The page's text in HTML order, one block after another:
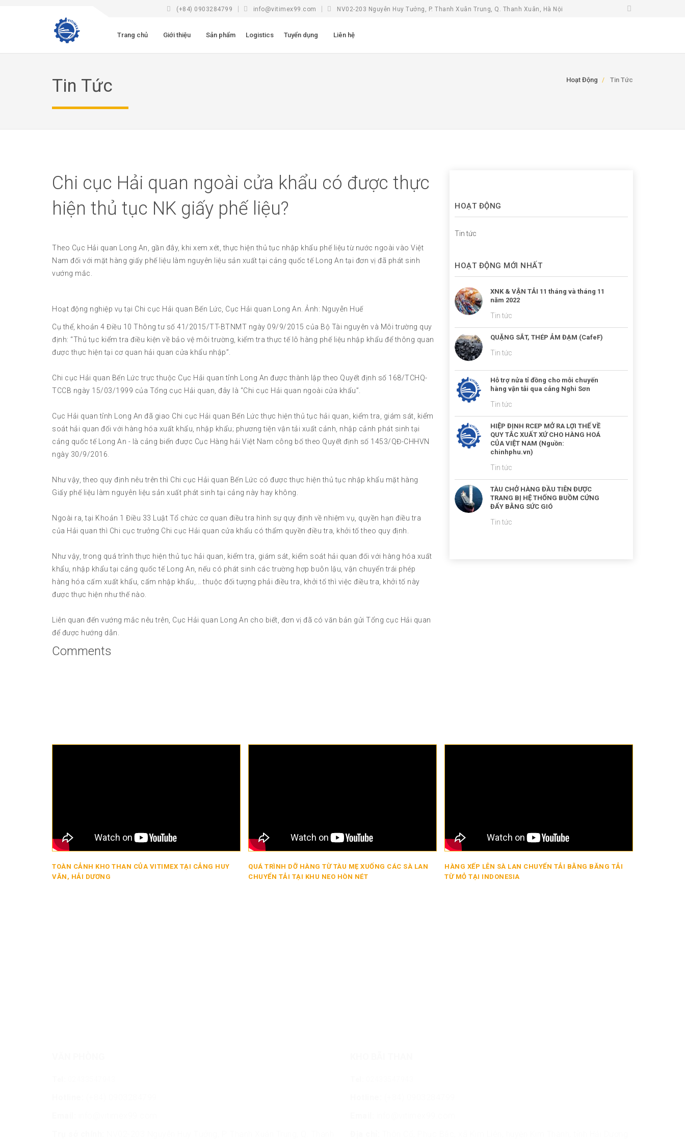
(+84) 0903284799 info@vitimex99.com NV02-203 Nguyễn Huy Tưởng, P. Thanh Xuân Trung, Q. Thanh Xuân, Hà Nội
Trang chủ Giới thiệu Sản phẩm Logistics Tuyển dụng Liên hệ
Tin Tức Hoạt Động Tin Tức
Chi cục Hải quan ngoài cửa khẩu có được thực
hiện thủ tục NK giấy phế liệu?
Theo Cục Hải quan Long An, gần đây, khi xem xét, thực hiện thủ tục nhập khẩu phế liệu từ nước ngoài vào Việt
Nam đối với mặt hàng giấy phế liệu làm nguyên liệu sản xuất tại cảng quốc tế Long An tại đơn vị đã phát sinh
vướng mắc.
Hoạt động nghiệp vụ tại Chi cục Hải quan Bến Lức, Cục Hải quan Long An. Ảnh: Nguyễn Huế
Cụ thể, khoản 4 Điều 10 Thông tư số 41/2015/TT-BTNMT ngày 09/9/2015 của Bộ Tài nguyên và Môi trường quy
định: “Thủ tục kiểm tra điều kiện về bảo vệ môi trường, kiểm tra thực tế lô hàng phế liệu nhập khẩu để thông quan
được thực hiện tại cơ quan hải quan cửa khẩu nhập”.
Chi cục Hải quan Bến Lức trực thuộc Cục Hải quan tỉnh Long An được thành lập theo Quyết định số 168/TCHQ-
TCCB ngày 15/03/1999 của Tổng cục Hải quan, đây là “Chi cục Hải quan ngoài cửa khẩu”.
Cục Hải quan tỉnh Long An đã giao Chi cục Hải quan Bến Lức thực hiện thủ tục hải quan, kiểm tra, giám sát, kiểm
soát hải quan đối với hàng hóa xuất khẩu, nhập khẩu; phương tiện vận tải xuất cảnh, nhập cảnh phát sinh tại
cảng quốc tế Long An - là cảng biển được Cục Hàng hải Việt Nam công bố theo Quyết định số 1453/QĐ-CHHVN
ngày 30/9/2016.
Như vậy, theo quy định nêu trên thì Chi cục Hải quan Bến Lức có được thực hiện thủ tục nhập khẩu mặt hàng
Giấy phế liệu làm nguyên liệu sản xuất phát sinh tại cảng này hay không.
Ngoài ra, tại Khoản 1 Điều 33 Luật Tổ chức cơ quan điều tra hình sự quy định về nhiệm vụ, quyền hạn điều tra
của Hải quan thì Chi cục trưởng Chi cục Hải quan cửa khẩu có thẩm quyền điều tra, khởi tố theo quy định.
Như vậy, trong quá trình thực hiện thủ tục hải quan, kiểm tra, giám sát, kiểm soát hải quan đối với hàng hóa xuất
khẩu, nhập khẩu tại cảng quốc tế Long An, nếu có phát sinh các trường hợp buôn lậu, vận chuyển trái phép
hàng hóa cấm xuất khẩu, cấm nhập khẩu,... thuộc đối tượng phải điều tra, khởi tố thì việc điều tra, khởi tố này
được thực hiện như thế nào.
Liên quan đến vướng mắc nêu trên, Cục Hải quan Long An cho biết, đơn vị đã có văn bản gửi Tổng cục Hải quan
để được hướng dẫn.
Comments
HOẠT ĐỘNG
Tin tức
HOẠT ĐỘNG MỚI NHẤT
XNK & VẬN TẢI 11 tháng và tháng 11
năm 2022
Tin tức
QUẶNG SẮT, THÉP ẢM ĐẠM (CafeF)
Tin tức
Hỗ trợ nửa tỉ đồng cho mỗi chuyến
hàng vận tải qua cảng Nghi Sơn
Tin tức
HIỆP ĐỊNH RCEP MỞ RA LỢI THẾ VỀ
QUY TẮC XUẤT XỨ CHO HÀNG HOÁ
CỦA VIỆT NAM (Nguồn:
chinhphu.vn)
Tin tức
TÀU CHỞ HÀNG ĐẦU TIÊN ĐƯỢC
TRANG BỊ HỆ THỐNG BUỒM CỨNG
ĐẨY BẰNG SỨC GIÓ
Tin tức
TOÀN CẢNH KHO THAN CỦA VITIMEX TẠI CẢNG HUY
VĂN, HẢI DƯƠNG
QUÁ TRÌNH DỠ HÀNG TỪ TÀU MẸ XUỐNG CÁC SÀ LAN
CHUYỂN TẢI TẠI KHU NEO HÒN NÉT
HÀNG XẾP LÊN SÀ LAN CHUYỂN TẢI BẰNG BĂNG TẢI
TỪ MỎ TẠI INDONESIA